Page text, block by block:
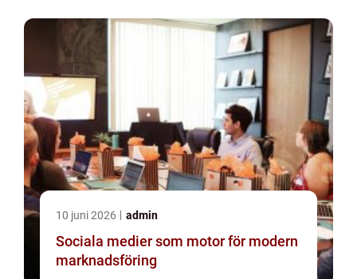
10 juni 2026 admin
Sociala medier som motor för modern
marknadsföring